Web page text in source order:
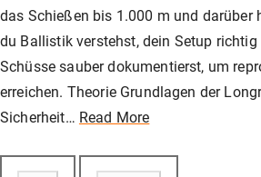
das Schießen bis 1.000 m und darüber
du Ballistik verstehst, dein Setup
Schüsse sauber dokumentierst, um
erreichen. Theorie Grundlagen der
Sicherheit… Read More